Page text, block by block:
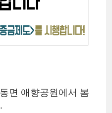
면 애향공원에서 봄